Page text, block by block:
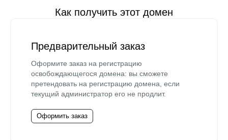
Как получить этот домен
Предварительный заказ
Оформите заказ на регистрацию
освобождающегося домена: вы сможете
претендовать на регистрацию домена, если
текущий администратор его не продлит.
Оформить заказ